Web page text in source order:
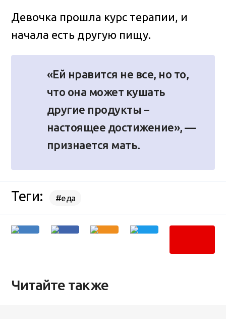
Девочка прошла курс терапии, и
начала есть другую пищу.
«Ей нравится не все, но то,
что она может кушать
другие продукты –
настоящее достижение», —
признается мать.
Теги: #еда
Читайте также